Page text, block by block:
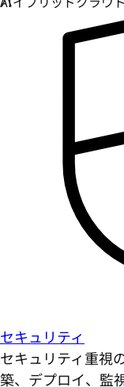
セキュリティ
セキュリティ重視
築、デプロイ、監